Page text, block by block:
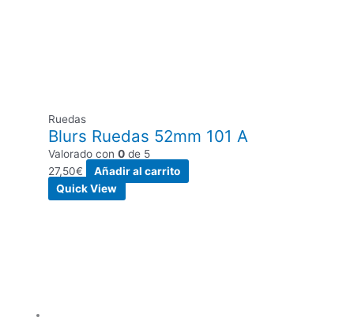
Ruedas
Blurs Ruedas 52mm 101 A
Valorado con0 de 5
27,50€
Añadir al carrito
Quick View